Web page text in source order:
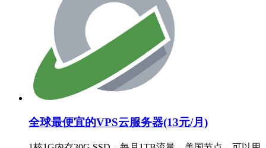
全球最便宜的VPS云服务器(13元/月)